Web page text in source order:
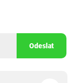
Odeslat